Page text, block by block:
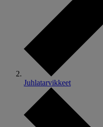
Juhlatarvikkeet